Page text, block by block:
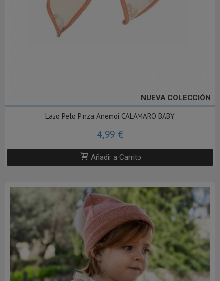
NUEVA COLECCIÓN
Lazo Pelo Pinza Anemoi CALAMARO BABY
4,99 €
Añadir a Carrito